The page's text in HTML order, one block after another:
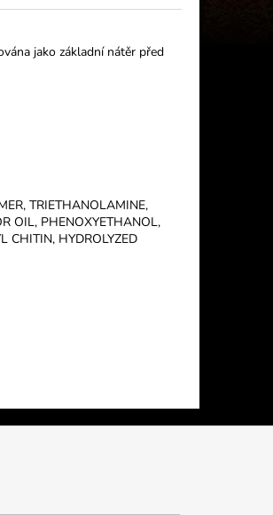
jako základní nátěr před
TRIETHANOLAMINE,
OIL, PHENOXYETHANOL,
CHITIN, HYDROLYZED